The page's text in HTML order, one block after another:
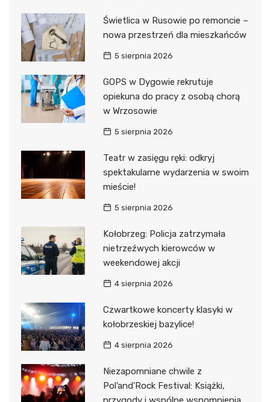
Świetlica w Rusowie po remoncie –
nowa przestrzeń dla mieszkańców
5 sierpnia 2026
GOPS w Dygowie rekrutuje
opiekuna do pracy z osobą chorą
w Wrzosowie
5 sierpnia 2026
Teatr w zasięgu ręki: odkryj
spektakularne wydarzenia w swoim
mieście!
5 sierpnia 2026
Kołobrzeg: Policja zatrzymała
nietrzeźwych kierowców w
weekendowej akcji
4 sierpnia 2026
Czwartkowe koncerty klasyki w
kołobrzeskiej bazylice!
4 sierpnia 2026
Niezapomniane chwile z
Pol’and’Rock Festival: Książki,